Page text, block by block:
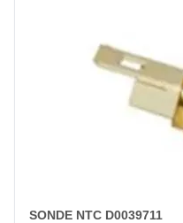
SONDE NTC D0039711